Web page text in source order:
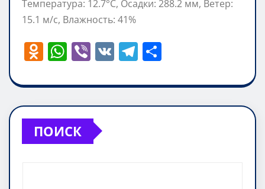
Температура: 12.7°C, Осадки: 288.2 мм, Ветер:
15.1 м/с, Влажность: 41%
O
n
o
kl
a
W
at
s
A
p
Vi
er
V T
e
gr
п
р
ПОИСК